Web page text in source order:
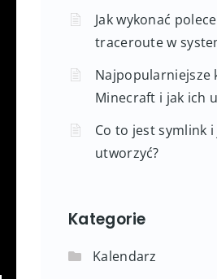
Jak wykonać
traceroute w
Najpopularniejsze
Minecraft i jak ich
Co to jest symlink i
utworzyć?
Kategorie
Kalendarz